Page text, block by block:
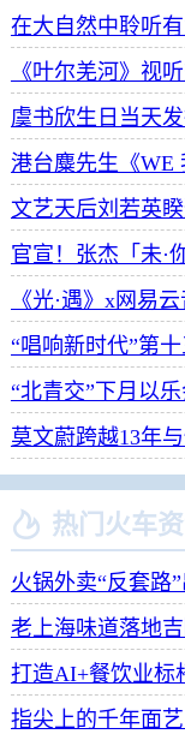
在大自然中聆听
《叶尔羌河》视
官宣！张杰「未·
“北青交”下月以
莫文蔚跨越13年
 热门火车
老上海味道落地
打造AI+餐饮业标